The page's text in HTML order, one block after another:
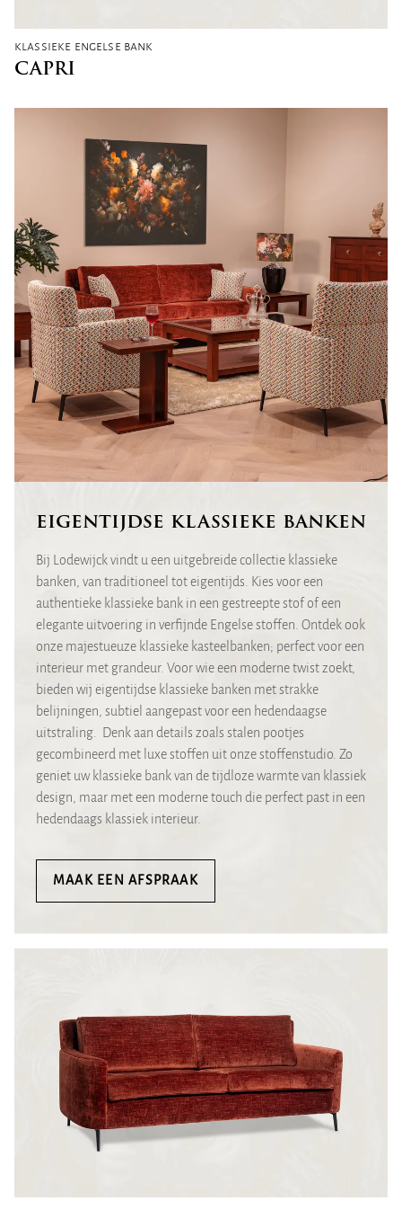
klassieke engelse bank
CAPRI
eigentijdse klassieke banken
Bij Lodewijck vindt u een uitgebreide collectie klassieke
banken, van traditioneel tot eigentijds. Kies voor een
authentieke klassieke bank in een gestreepte stof of een
elegante uitvoering in verfijnde Engelse stoffen. Ontdek ook
onze majestueuze klassieke kasteelbanken; perfect voor een
interieur met grandeur. Voor wie een moderne twist zoekt,
bieden wij eigentijdse klassieke banken met strakke
belijningen, subtiel aangepast voor een hedendaagse
uitstraling. Denk aan details zoals stalen pootjes
gecombineerd met luxe stoffen uit onze stoffenstudio. Zo
geniet uw klassieke bank van de tijdloze warmte van klassiek
design, maar met een moderne touch die perfect past in een
hedendaags klassiek interieur.
MAAK EEN AFSPRAAK